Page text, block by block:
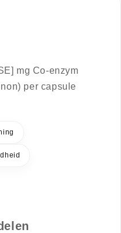
mg Co-enzym
per capsule